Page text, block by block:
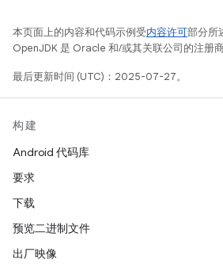
本页面上的内容和代码示例受内容许可部分所
OpenJDK 是 Oracle 和/或其关联公司的注册商
最后更新时间 (UTC)：2025-07-27。
构建
Android 代码库
要求
下载
预览二进制文件
出厂映像